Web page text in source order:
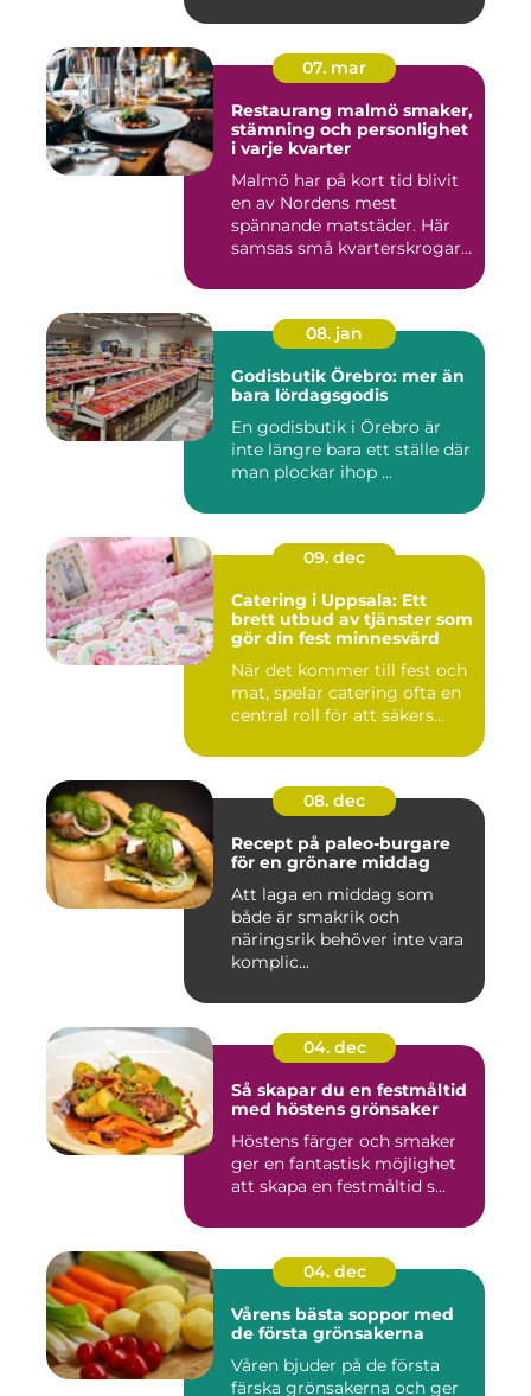
07. mar
Restaurang malmö smaker,
stämning och personlighet
i varje kvarter
Malmö har på kort tid blivit
en av Nordens mest
spännande matstäder. Här
samsas små kvarterskrogar
08. jan
Godisbutik Örebro: mer än
bara lördagsgodis
En godisbutik i Örebro är
inte längre bara ett ställe där
man plockar ihop ...
09. dec
Catering i Uppsala: Ett
brett utbud av tjänster som
gör din fest minnesvärd
När det kommer till fest och
mat, spelar catering ofta en
central roll för att säkers...
08. dec
Recept på paleo-burgare
för en grönare middag
Att laga en middag som
både är smakrik och
näringsrik behöver inte vara
komplic...
04. dec
Så skapar du en festmåltid
med höstens grönsaker
Höstens färger och smaker
ger en fantastisk möjlighet
att skapa en festmåltid s...
04. dec
Vårens bästa soppor med
de första grönsakerna
Våren bjuder på de första
färska grönsakerna och ger